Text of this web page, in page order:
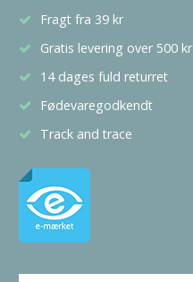
Fragt fra 39 kr
Gratis levering over 500 kr
14 dages fuld returret
Fødevaregodkendt
Track and trace